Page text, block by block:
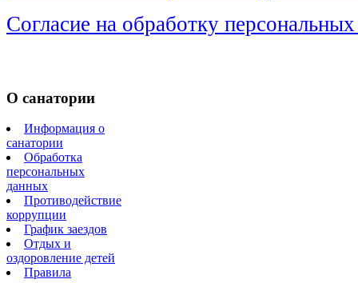
Согласие на обработку
О санатории
Информация о
санатории
Обработка
персональных
данных
Противодействие
коррупции
График заездов
Отдых и
оздоровление детей
Правила